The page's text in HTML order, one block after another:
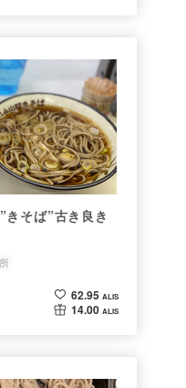
そば”古き良き
62.95 ALIS
14.00 ALIS